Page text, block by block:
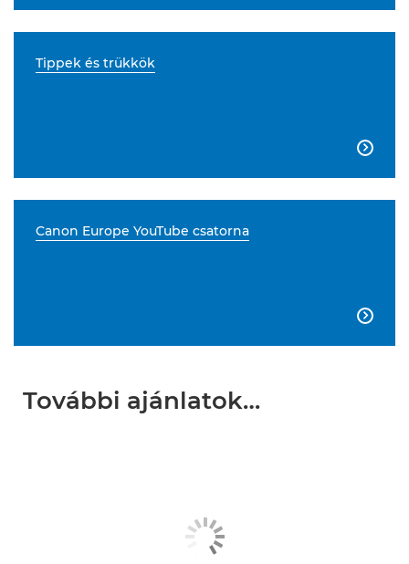
Tippek és trükkök

Canon Europe YouTube csatorna

További ajánlatok…